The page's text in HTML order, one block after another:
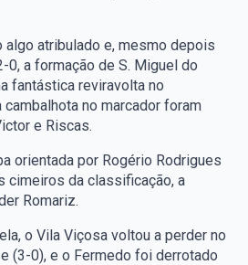
algo atribulado e, mesmo depois
0, a formação de S. Miguel do
fantástica reviravolta no
no marcador foram
e Riscas.
orientada por Rogério Rodrigues
cimeiros da classificação, a
Romariz.
o Vila Viçosa voltou a perder no
(3-0), e o Fermedo foi derrotado